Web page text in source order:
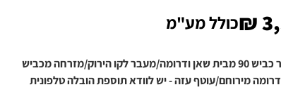
₪כולל מע"מ
*יישובים באיזור כביש 90 מבית שאן ודרומה/מעבר לקו הירוק/מזרחה מכביש